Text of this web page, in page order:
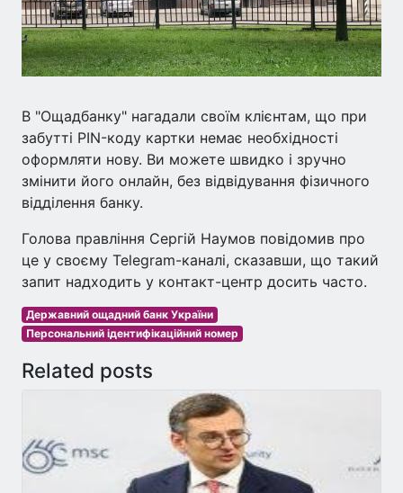
В "Ощадбанку" нагадали своїм клієнтам, що при
забутті PIN-коду картки немає необхідності
оформляти нову. Ви можете швидко і зручно
змінити його онлайн, без відвідування фізичного
відділення банку.
Голова правління Сергій Наумов повідомив про
це у своєму Telegram-каналі, сказавши, що такий
запит надходить у контакт-центр досить часто.
Державний ощадний банк України
Персональний ідентифікаційний номер
Related posts